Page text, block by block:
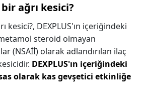
ağrı kesici?
kesici?, DEXPLUS'ın içeriğindeki
steroid olmayan
(NSAİİ) olarak adlandırılan ilaç
DEXPLUS'ın içeriğindeki
olarak kas gevşetici etkinliğe